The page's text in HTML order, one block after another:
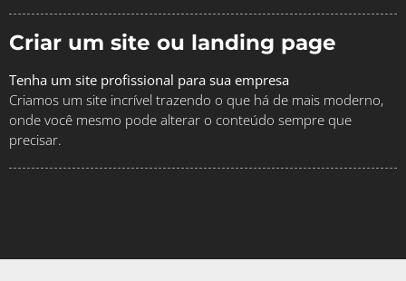
Criar um site ou landing page
Tenha um site profissional para sua empresa
Criamos um site incrível trazendo o que há de mais moderno,
onde você mesmo pode alterar o conteúdo sempre que
precisar.